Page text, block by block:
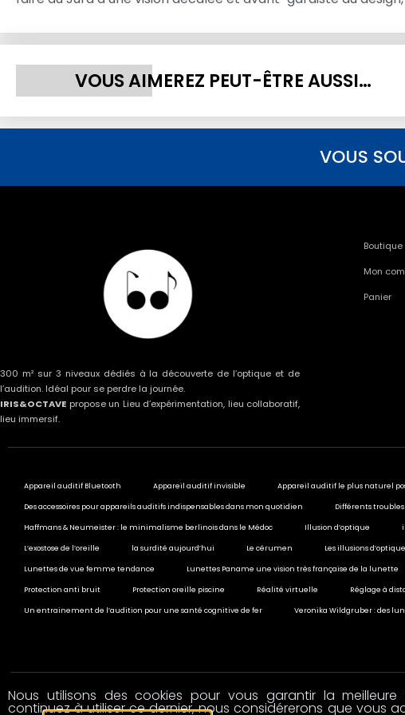
VOUS AIMEREZ PEUT-ÊTRE AUSSI…
VOUS
300 m² sur 3 niveaux dédiés à la découverte de l’optique et de
l’audition. Idéal pour se perdre la journée.
IRIS&OCTAVE propose un Lieu d’expérimentation, lieu collaboratif,
lieu immersif.
Boutique
Mon
Panier
Appareil auditif Bluetooth Appareil auditif invisible Appareil auditif le plus naturel
Des accessoires pour appareils auditifs indispensables dans mon quotidien Différents
Haffmans & Neumeister : le minimalisme berlinois dans le Médoc Illusion d’optique
L’exostose de l’oreille la surdité aujourd’hui Le cérumen Les illusions
Lunettes de vue femme tendance Lunettes Paname une vision très française de la lunette
Protection anti bruit Protection oreille piscine Réalité virtuelle Réglage à
Un entrainement de l’audition pour une santé cognitive de fer Veronika Wildgruber : des
© 2020 All rights reserved
Nous utilisons des cookies pour vous garantir la
continuez à utiliser ce dernier, nous considérerons que vous